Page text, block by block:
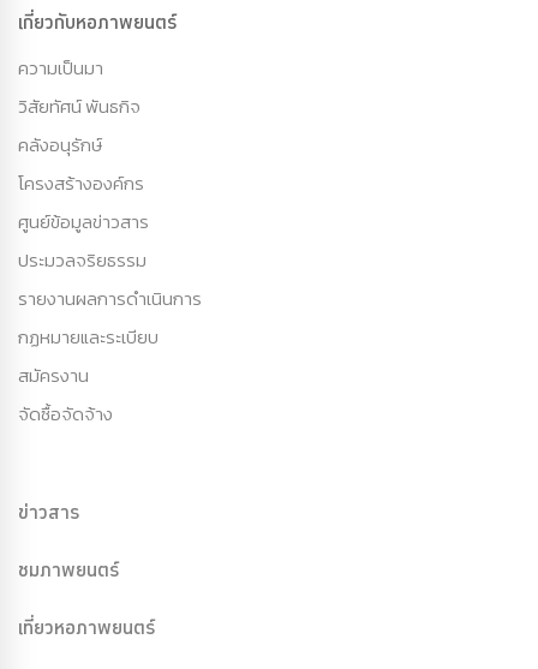
เกี่ยวกับหอภาพยนตร์
ความเป็นมา
วิสัยทัศน์ พันธกิจ
คลังอนุรักษ์
โครงสร้างองค์กร
ศูนย์ข้อมูลข่าวสาร
ประมวลจริยธรรม
รายงานผลการดำเนินการ
กฏหมายและระเบียบ
สมัครงาน
จัดซื้อจัดจ้าง
ข่าวสาร
ชมภาพยนตร์
เที่ยวหอภาพยนตร์